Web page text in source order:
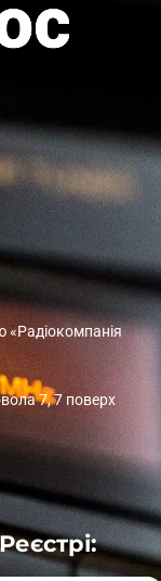
«Радіокомпанія
7, 7 поверх